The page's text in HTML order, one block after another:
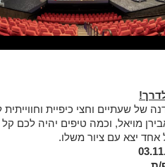
של שעתיים וחצי כיפיית וחווייתית
מויאל, וכמה טיפים יהיה לכם
יצא עם ציור משלו.